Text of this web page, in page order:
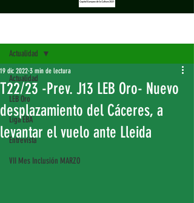
Actualidad
LEB Oro
Liga EBA
Entrevista
VII Mes Inclusión MARZO
Actualidad
T22/23 -Prev. J13 LEB Oro- Nuevo
desplazamiento del Cáceres, a
levantar el vuelo ante Lleida
19 dic 2022 3 min de lectura